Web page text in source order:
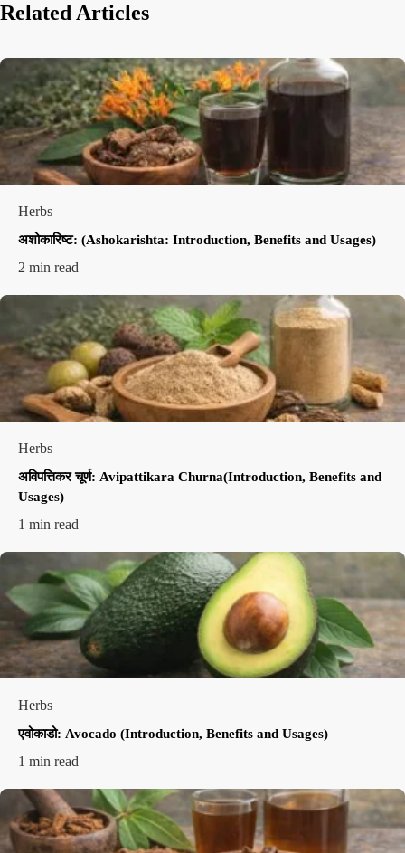
Related Articles
Herbs
अशोकारिष्ट: (Ashokarishta: Introduction, Benefits and Usages)
2 min read
Herbs
अविपत्तिकर चूर्ण: Avipattikara Churna(Introduction, Benefits and
Usages)
1 min read
Herbs
एवोकाडो: Avocado (Introduction, Benefits and Usages)
1 min read